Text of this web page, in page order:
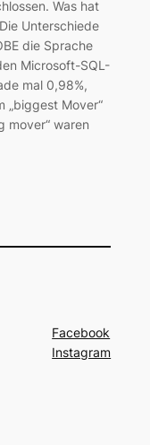
Was hat
Unterschiede
die Sprache
Microsoft-SQL-
mal 0,98%,
„biggest Mover“
mover“ waren
Facebook
Instagram